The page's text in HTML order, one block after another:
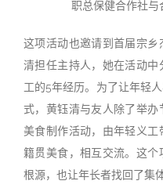
职总保健合作社与
这项活动也邀请到首届宗
清担任主持人，她在活动
工的5年经历。为了让年轻
式，黄钰清与友人除了举
美食制作活动，由年轻义
籍贯美食，相互交流。这
根源，也让年长者找回了集